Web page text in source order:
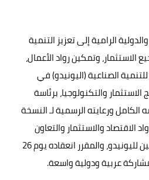
الرامية إلى تعزيز التنمية
الاستثمار، وتمكين رواد الأعمال،
الصناعية (اليونيدو) في
والتكنولوجيا، برئاسة
ورعايته الرسمية لـ النسخة
الاقتصاد والاستثمار والتعاون
الدولي، والشركاء الاستراتيجيين لليونيدو، والمقرر انعقاده يوم 26
عربية ودولية واسعة.